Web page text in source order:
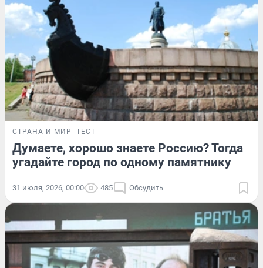
СТРАНА И МИР ТЕСТ
Думаете, хорошо знаете Россию? Тогда
угадайте город по одному памятнику
31 июля, 2026, 00:00 485 Обсудить